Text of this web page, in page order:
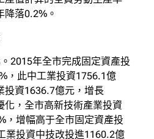
落0.2%。
2015年全市完成固定資產投
，此中工業投資1756.1億
投資1636.7億元，增長
化，全市高新技術產業投資
，增幅高于全市固定資產投
業投資中技改投進1160.2億